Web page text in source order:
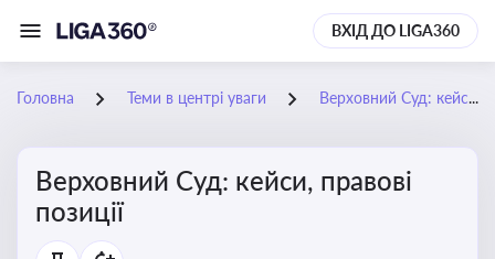
ВХІД ДО LIGA360
Головна Теми в центрі уваги Верховний Суд: кейси, правові позиції
Верховний Суд: кейси, правові
позиції